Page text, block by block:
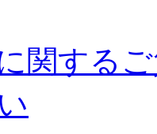
関する